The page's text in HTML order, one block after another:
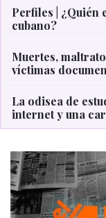
Perfiles | ¿Quién
cubano?
Muertes,
víctimas
La odisea de
internet y una